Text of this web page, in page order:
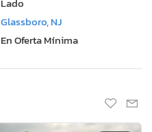
Glassboro, NJ
En Oferta Mínima